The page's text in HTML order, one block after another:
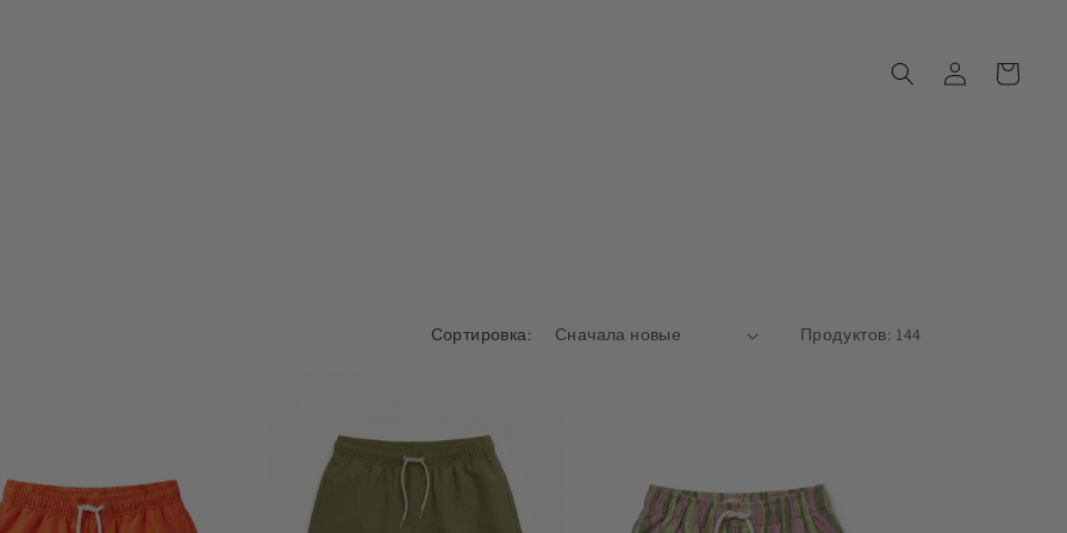
Войти Корзина
Сортировка: Продуктов: 144